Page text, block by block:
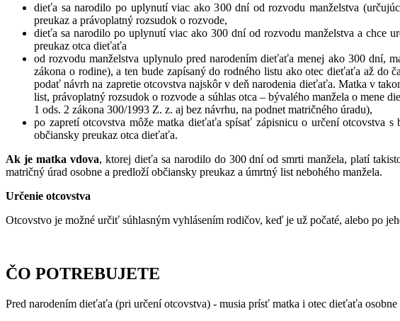
dieťa sa narodilo po uplynutí viac ako 300 dní od rozvodu manželstva
preukaz a právoplatný rozsudok o rozvode,
dieťa sa narodilo po uplynutí viac ako 300 dní od rozvodu manželstva a chce
preukaz otca dieťaťa
od rozvodu manželstva uplynulo pred narodením dieťaťa menej ako 300 dní,
zákona o rodine), a ten bude zapísaný do rodného listu ako otec dieťaťa až do
podať návrh na zapretie otcovstva najskôr v deň narodenia dieťaťa. Matka v
list, právoplatný rozsudok o rozvode a súhlas otca – bývalého manžela o mene
1 ods. 2 zákona 300/1993 Z. z. aj bez návrhu, na podnet matričného úradu),
po zapretí otcovstva môže matka dieťaťa spísať zápisnicu o určení otcovstva
občiansky preukaz otca dieťaťa.
Ak je matka vdova, ktorej dieťa sa narodilo do 300 dní od smrti manžela, platí
matričný úrad osobne a predloží občiansky preukaz a úmrtný list nebohého manžela.
Určenie otcovstva
Otcovstvo je možné určiť súhlasným vyhlásením rodičov, keď je už počaté, alebo po
ČO POTREBUJETE
Pred narodením dieťaťa (pri určení otcovstva) - musia prísť matka i otec dieťaťa osobne